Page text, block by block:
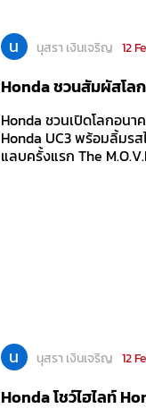
น นุสรา เงินเจริญ 12
Honda ชวนสัมผัสโล
Honda ชวนเปิดโลกอนา
Honda UC3 พร้อมลิ้มร
แลบครั้งแรก The
น นุสรา เงินเจริญ 12
Honda โชว์ไฮไลท์